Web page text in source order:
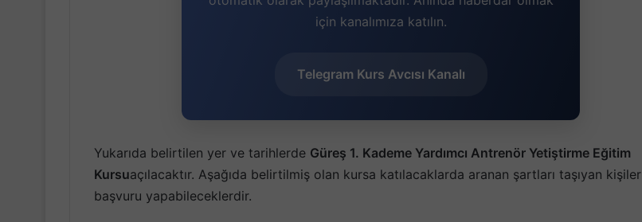
için kanalımıza katılın.
Telegram Kurs Avcısı Kanalı
Yukarıda belirtilen yer ve tarihlerde Güreş 1. Kademe Yardımcı Antrenör Yetiştirme Eğitim
Kursuaçılacaktır. Aşağıda belirtilmiş olan kursa katılacaklarda aranan şartları taşıyan kişiler
başvuru yapabileceklerdir.